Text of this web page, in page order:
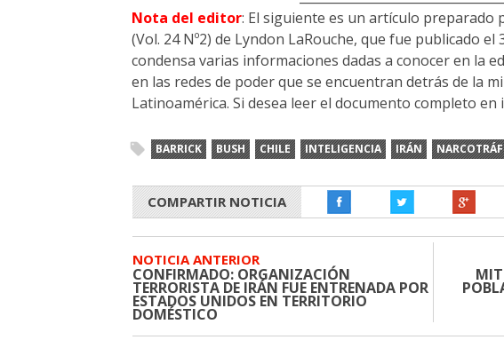
Nota del editor: El siguiente es un artículo preparado
(Vol. 24 Nº2) de Lyndon LaRouche, que fue publicado el
condensa varias informaciones dadas a conocer en la
en las redes de poder que se encuentran detrás de la
Latinoamérica. Si desea leer el documento completo en
BARRICK BUSH CHILE INTELIGENCIA IRÁN
COMPARTIR NOTICIA
NOTICIA ANTERIOR
CONFIRMADO: ORGANIZACIÓN
TERRORISTA DE IRÁN FUE ENTRENADA POR
ESTADOS UNIDOS EN TERRITORIO
DOMÉSTICO